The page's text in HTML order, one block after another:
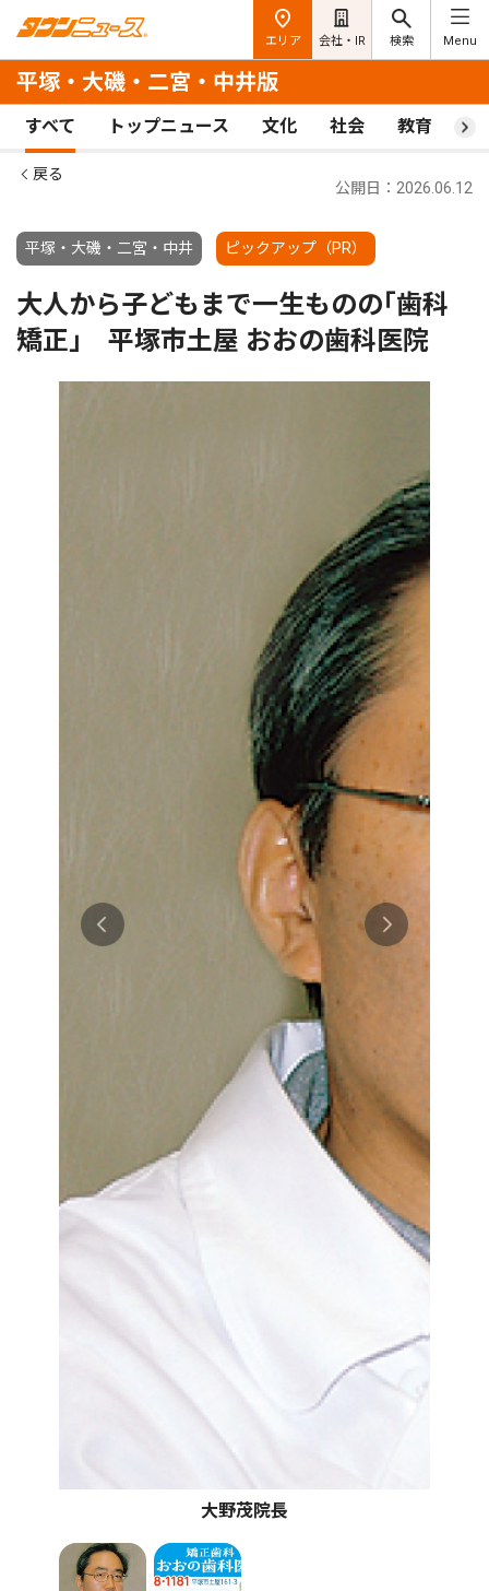
エリア 会社・IR 検索 Menu
平塚・大磯・二宮・中井版
すべて トップニュース 文化 社会 教育 ス
戻る
平塚・大磯・二宮・中井 ピックアップ（PR）
公開日：2026.06.12
大人から子どもまで一生ものの｢歯科
矯正｣ 平塚市土屋 おおの歯科医院
大野茂院長